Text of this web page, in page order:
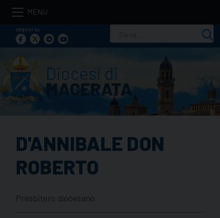
Skip
contentseguici su
per:
D'ANNIBALE DON
ROBERTO
Presbitero diocesano